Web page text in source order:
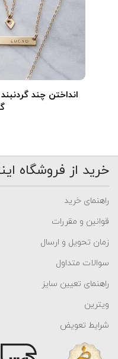
انداختن چند
خرید از فروشگاه
راهنمای خرید
قوانین و مقررات
زمان تحویل و ارسال
سوالات متداول
راهنمای تعیین سایز
ویترین
شرایط تعویض